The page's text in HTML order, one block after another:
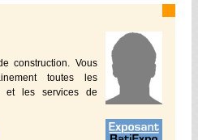
construction. Vous
toutes les
et les services de